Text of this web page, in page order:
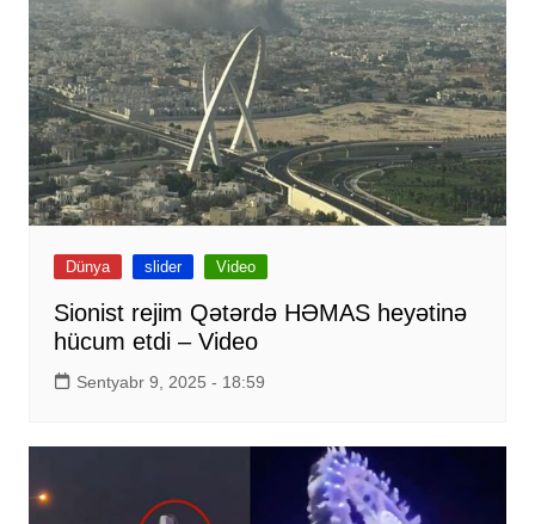
Dünya slider Video
Sionist rejim Qətərdə HƏMAS heyətinə
hücum etdi – Video
Sentyabr 9, 2025 - 18:59